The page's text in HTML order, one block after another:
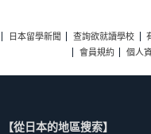
日本留學新聞 查詢欲就讀學校
會員規約
個人
【從日本的地區搜索】